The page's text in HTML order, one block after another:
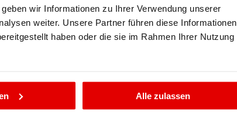
wir Informationen zu Ihrer Verwendung unserer
weiter. Unsere Partner führen diese Informationen
haben oder die sie im Rahmen Ihrer Nutzung
Alle zulassen
Rufen Sie uns an!